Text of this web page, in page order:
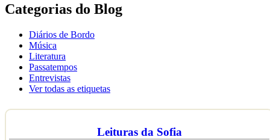
Categorias do Blog
Diários de Bordo
Música
Literatura
Passatempos
Entrevistas
Ver todas as etiquetas
Leituras da Sofia